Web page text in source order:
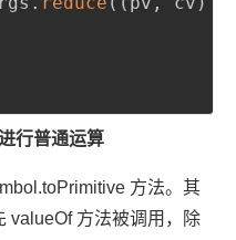
行普通运算
方法。其
valueOf 方法被调用，除